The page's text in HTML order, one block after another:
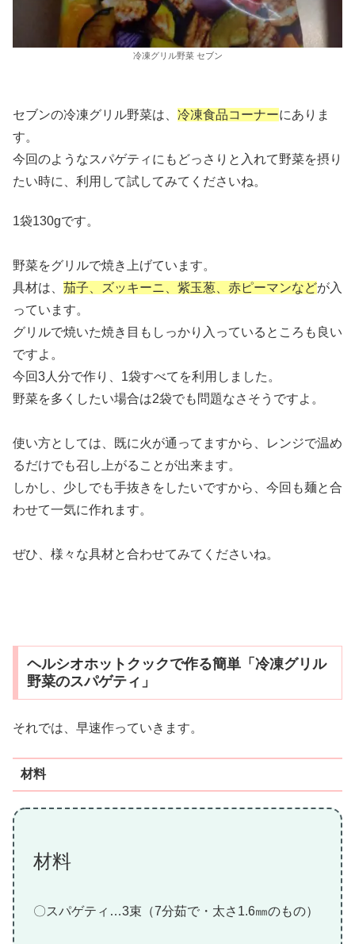
冷凍グリル野菜 セブン
セブンの冷凍グリル野菜は、 冷凍食品コーナーにありま
す。
今回のようなスパゲティにもどっさりと入れて野菜を摂り
たい時に、利用して試してみてくださいね。
1袋130gです。
野菜をグリルで焼き上げています。
具材は、 茄子、ズッキーニ、紫玉葱、赤ピーマンなどが入
っています。
グリルで焼いた焼き目もしっかり入っているところも良い
ですよ。
今回3人分で作り、1袋すべてを利用しました。
野菜を多くしたい場合は2袋でも問題なさそうですよ。
使い方としては、既に火が通ってますから、レンジで温め
るだけでも召し上がることが出来ます。
しかし、少しでも手抜きをしたいですから、今回も麺と合
わせて一気に作れます。
ぜひ、様々な具材と合わせてみてくださいね。
ヘルシオホットクックで作る簡単「冷凍グリル
野菜のスパゲティ」
それでは、早速作っていきます。
材料
材料
〇スパゲティ…3束（7分茹で・太さ1.6㎜のもの）